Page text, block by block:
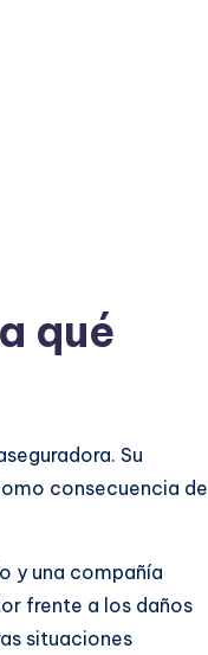
qué
Su
consecuencia de
y una compañía
frente a los daños
situaciones